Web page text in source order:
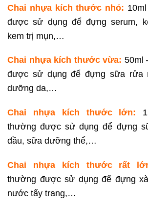
Chai nhựa kích thước nhỏ:
được sử dụng để đựng serum,
kem trị mụn,…
Chai nhựa kích thước vừa: 50ml
được sử dụng để đựng sữa rửa
dưỡng da,…
Chai nhựa kích thước lớn:
thường được sử dụng để đựng
đầu, sữa dưỡng thể,…
Chai nhựa kích thước rất
thường được sử dụng để đựng
nước tẩy trang,…